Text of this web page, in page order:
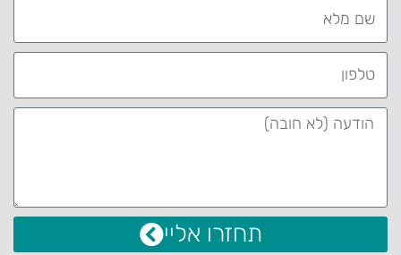
תחזרו אליי